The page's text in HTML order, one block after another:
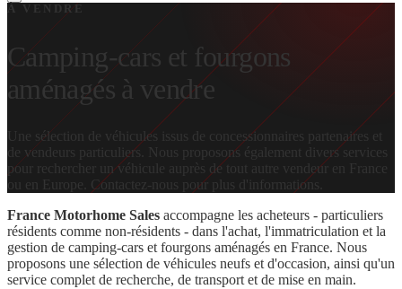
À VENDRE
Camping-cars et fourgons
aménagés à vendre
Une sélection de véhicules issus de concessionnaires partenaires et
de vendeurs particuliers. Nous proposons également divers services
pour rechercher un véhicule auprès de tout autre vendeur en France
ou en Europe. Contactez-nous pour plus d'informations.
France Motorhome Sales accompagne les acheteurs - particuliers
résidents comme non-résidents - dans l'achat, l'immatriculation et la
gestion de camping-cars et fourgons aménagés en France. Nous
proposons une sélection de véhicules neufs et d'occasion, ainsi qu'un
service complet de recherche, de transport et de mise en main.